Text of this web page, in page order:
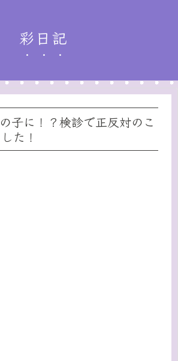
彩日記
子に！？検診で正反対のこ
た！